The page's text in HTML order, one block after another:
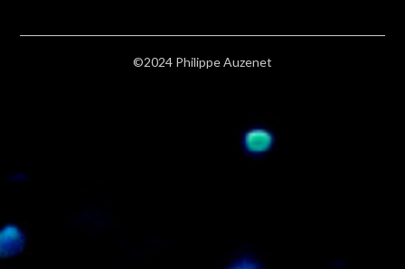
©2024 Philippe Auzenet